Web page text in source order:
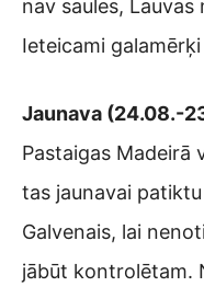
nav saules,
Ieteicami
Jaunava (24.08.-
Pastaigas Madeirā
tas jaunavai
Galvenais, lai
jābūt kontrolētam.